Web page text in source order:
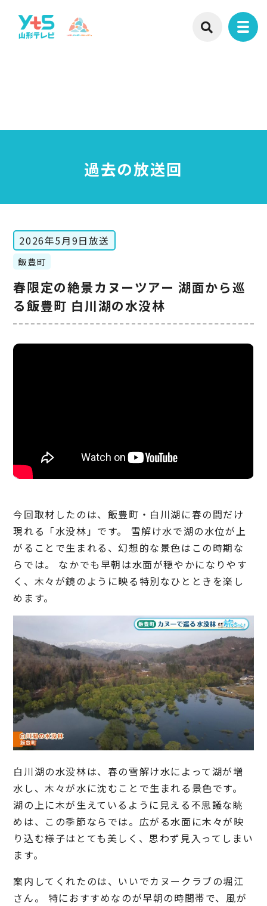
過去の放送回
2026年5月9日放送
飯豊町
春限定の絶景カヌーツアー 湖面から巡
る飯豊町 白川湖の水没林
今回取材したのは、飯豊町・白川湖に春の間だけ
現れる「水没林」です。 雪解け水で湖の水位が上
がることで生まれる、幻想的な景色はこの時期な
らでは。 なかでも早朝は水面が穏やかになりやす
く、木々が鏡のように映る特別なひとときを楽し
めます。
白川湖の水没林は、春の雪解け水によって湖が増
水し、木々が水に沈むことで生まれる景色です。
湖の上に木が生えているように見える不思議な眺
めは、この季節ならでは。広がる水面に木々が映
り込む様子はとても美しく、思わず見入ってしまい
ます。
案内してくれたのは、いいでカヌークラブの堀江
さん。 特におすすめなのが早朝の時間帯で、風が